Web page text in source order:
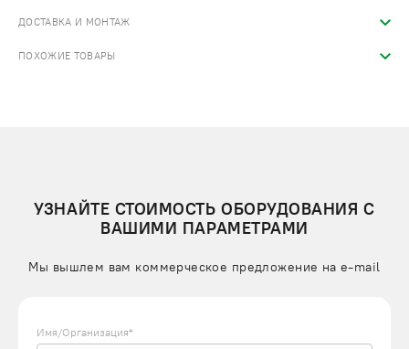
ДОСТАВКА И МОНТАЖ
ПОХОЖИЕ ТОВАРЫ
УЗНАЙТЕ СТОИМОСТЬ ОБОРУДОВАНИЯ С
ВАШИМИ ПАРАМЕТРАМИ
Мы вышлем вам коммерческое предложение на e-mail
Имя/Организация*